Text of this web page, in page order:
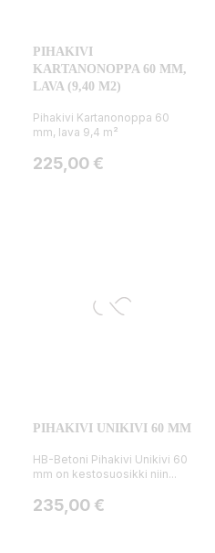
PIHAKIVI
KARTANONOPPA 60 MM,
LAVA (9,40 M2)
Pihakivi Kartanonoppa 60
mm, lava 9,4 m²
Hinta
225,00 €
PIHAKIVI UNIKIVI 60 MM
HB-Betoni Pihakivi Unikivi 60
mm on kestosuosikki niin...
Hinta
235,00 €